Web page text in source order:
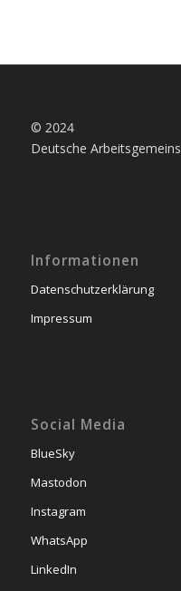
© 2024
Deutsche
Informationen
Datenschutzerklärung
Impressum
Social Media
BlueSky
Mastodon
Instagram
WhatsApp
LinkedIn